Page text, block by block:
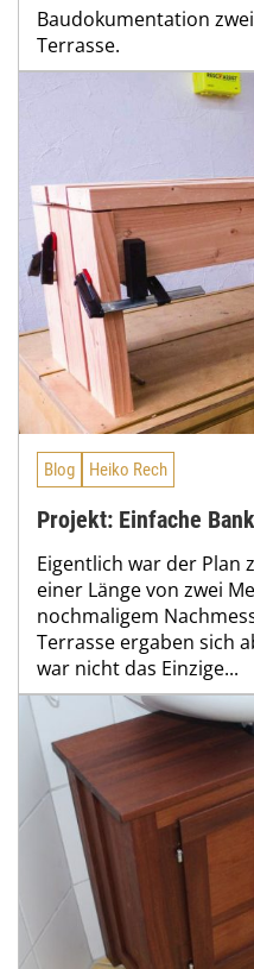
Baudokumentation
Terrasse.
Blog Heiko Rech
Projekt: Einfache
Eigentlich war der Plan
einer Länge von zwei
nochmaligem
Terrasse ergaben sich
war nicht das Einzige...